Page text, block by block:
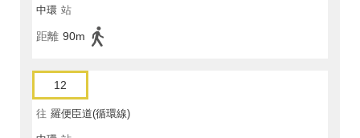
中環 站
距離 90m
12
往 羅便臣道(循環線)